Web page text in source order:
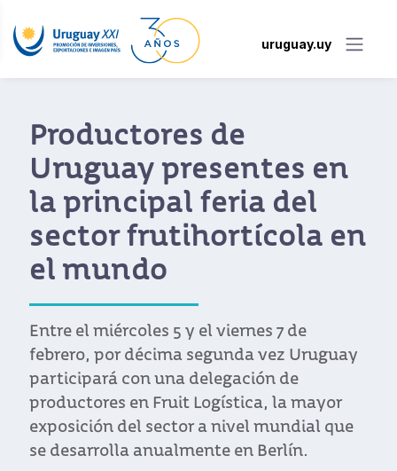
uruguay.uy
Productores de
Uruguay presentes en
la principal feria del
sector frutihortícola en
el mundo
Entre el miércoles 5 y el viernes 7 de
febrero, por décima segunda vez Uruguay
participará con una delegación de
productores en Fruit Logística, la mayor
exposición del sector a nivel mundial que
se desarrolla anualmente en Berlín.